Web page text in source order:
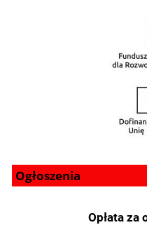
Ogłoszenia
Opłata za